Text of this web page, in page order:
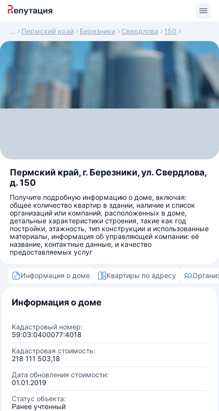
Пермский край Березники Свердлова 150
Пермский край, г. Березники, ул. Свердлова,
д. 150
Получите подробную информацию о доме, включая:
общее количество квартир в здании, наличие и список
организаций или компаний, расположенных в доме,
детальные характеристики строения, такие как год
постройки, этажность, тип конструкции и использованные
материалы, информация об управляющей компании: её
название, контактные данные, и качество
предоставляемых услуг
Информация о доме Квартиры по адресу
Информация о доме
Кадастровый номер:
59:03:0400077:4018
Кадастровая стоимость:
218 111 503,18
Дата обновления стоимости:
01.01.2019
Статус объекта:
Ранее учтенный